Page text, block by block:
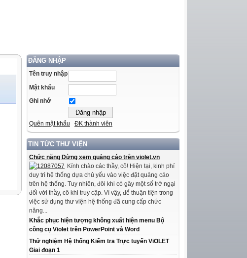
ĐĂNG NHẬP
Tên truy nhập
Mật khẩu
Ghi nhớ
Quên mật khẩu ĐK thành viên
TIN TỨC THƯ VIỆN
Chức năng Dừng xem quảng cáo trên violet.vn
Kính chào các thầy, cô! Hiện tại, kinh phí
duy trì hệ thống dựa chủ yếu vào việc đặt quảng cáo
trên hệ thống. Tuy nhiên, đôi khi có gây một số trở ngại
đối với thầy, cô khi truy cập. Vì vậy, để thuận tiện trong
việc sử dụng thư viện hệ thống đã cung cấp chức
năng...
Khắc phục hiện tượng không xuất hiện menu Bộ
công cụ Violet trên PowerPoint và Word
Thử nghiệm Hệ thống Kiểm tra Trực tuyến ViOLET
Giai đoạn 1